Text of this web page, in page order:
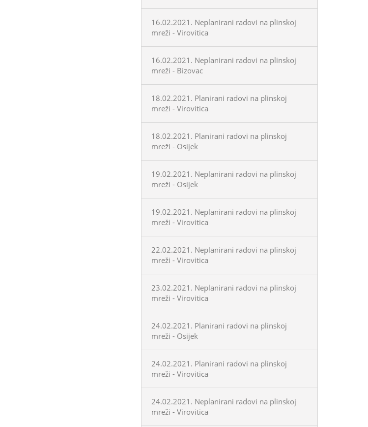
16.02.2021. Neplanirani radovi na plinskoj
mreži - Virovitica
16.02.2021. Neplanirani radovi na plinskoj
mreži - Bizovac
18.02.2021. Planirani radovi na plinskoj
mreži - Virovitica
18.02.2021. Planirani radovi na plinskoj
mreži - Osijek
19.02.2021. Neplanirani radovi na plinskoj
mreži - Osijek
19.02.2021. Neplanirani radovi na plinskoj
mreži - Virovitica
22.02.2021. Neplanirani radovi na plinskoj
mreži - Virovitica
23.02.2021. Neplanirani radovi na plinskoj
mreži - Virovitica
24.02.2021. Planirani radovi na plinskoj
mreži - Osijek
24.02.2021. Planirani radovi na plinskoj
mreži - Virovitica
24.02.2021. Neplanirani radovi na plinskoj
mreži - Virovitica